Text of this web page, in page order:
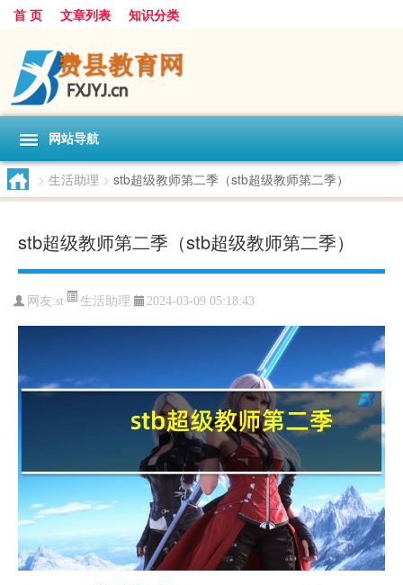
首 页 文章列表 知识分类
网站导航
> 生活助理 > stb超级教师第二季（stb超级教师第二季）
stb超级教师第二季（stb超级教师第二季）
网友:st 生活助理 2024-03-09 05:18:43